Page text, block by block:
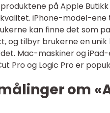
på Apple Butikk
iPhone-model-
kan finne det som
tilbyr brukerne en unik
Mac-maskiner og
Pro og Logic Pro er
om